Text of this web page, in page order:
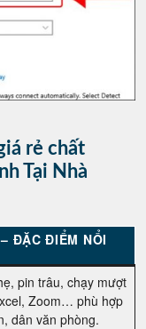
rẻ chất
Tại Nhà
ĐẶC ĐIỂM NỔI
pin trâu, chạy mượt
Zoom… phù hợp
dân văn phòng.